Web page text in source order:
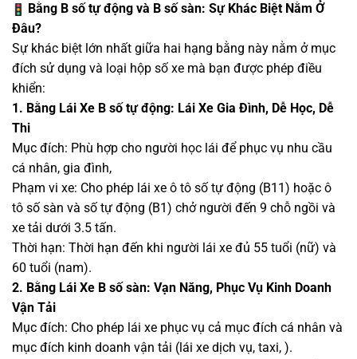
Bằng B số tự động và B số sàn: Sự Khác Biệt Nằm Ở
Đâu?
Sự khác biệt lớn nhất giữa hai hạng bằng này nằm ở mục
đích sử dụng và loại hộp số xe mà bạn được phép điều
khiển:
1. Bằng Lái Xe B số tự động: Lái Xe Gia Đình, Dễ Học, Dễ
Thi
Mục đích: Phù hợp cho người học lái để phục vụ nhu cầu
cá nhân, gia đình,
Phạm vi xe: Cho phép lái xe ô tô số tự động (B11) hoặc ô
tô số sàn và số tự động (B1) chở người đến 9 chỗ ngồi và
xe tải dưới 3.5 tấn.
Thời hạn: Thời hạn đến khi người lái xe đủ 55 tuổi (nữ) và
60 tuổi (nam).
2. Bằng Lái Xe B số sàn: Vạn Năng, Phục Vụ Kinh Doanh
Vận Tải
Mục đích: Cho phép lái xe phục vụ cả mục đích cá nhân và
mục đích kinh doanh vận tải (lái xe dịch vụ, taxi, ).